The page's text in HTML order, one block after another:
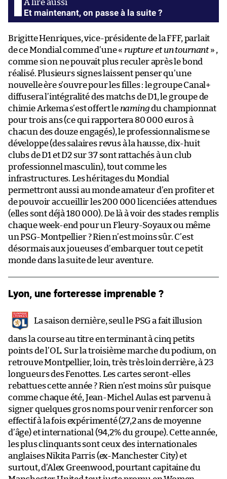
Et maintenant, on passe à la suite ?
Brigitte Henriques, vice-présidente de la FFF, parlait
de ce Mondial comme d’une « rupture et un tournant» ,
comme si on ne pouvait plus reculer après le bond
réalisé. Plusieurs signes laissent penser qu’une
nouvelle ère s’ouvre pour les filles : le groupe Canal+
diffusera l’intégralité des matchs de D1, le groupe de
chimie Arkema s’est offert le namingdu championnat
pour trois ans (ce qui rapportera 80 000 euros à
chacun des douze engagés), le professionnalisme se
développe (des salaires revus à la hausse, dix-huit
clubs de D1 et D2 sur 37 sont rattachés à un club
professionnel masculin), tout comme les
infrastructures. Les héritages du Mondial
permettront aussi au monde amateur d’en profiter et
de pouvoir accueillir les 200 000 licenciées attendues
(elles sont déjà 180 000). De là à voir des stades remplis
chaque week-end pour un Fleury-Soyaux ou même
un PSG-Montpellier ? Rien n’est moins sûr. C’est
désormais aux joueuses d’embarquer tout ce petit
monde dans la suite de leur aventure.
Lyon, une forteresse imprenable ?
La saison dernière, seul le PSG a fait illusion
dans la course au titre en terminant à cinq petits
points de l’OL. Sur la troisième marche du podium, on
retrouve Montpellier, loin, très très loin derrière, à 23
longueurs des Fenottes. Les cartes seront-elles
rebattues cette année ? Rien n’est moins sûr puisque
comme chaque été, Jean-Michel Aulas est parvenu à
signer quelques gros noms pour venir renforcer son
effectif à la fois expérimenté (27,2 ans de moyenne
d’âge) et international (94,2% du groupe). Cette année,
les plus clinquants sont ceux des internationales
anglaises Nikita Parris (ex-Manchester City) et
surtout, d’Alex Greenwood, pourtant capitaine du